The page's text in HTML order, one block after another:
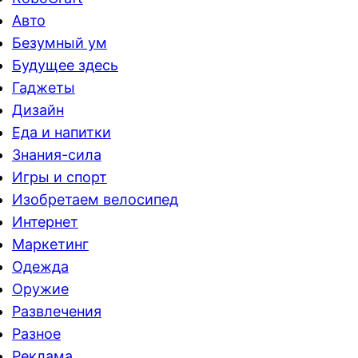
Авто
Безумный ум
Будущее здесь
Гаджеты
Дизайн
Еда и напитки
Знания-сила
Игры и спорт
Изобретаем велосипед
Интернет
Маркетинг
Одежда
Оружие
Развлечения
Разное